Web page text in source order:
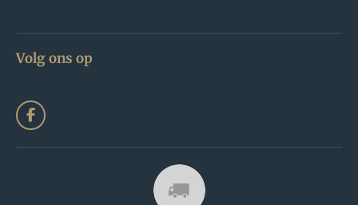
Volg ons op
F
a
c